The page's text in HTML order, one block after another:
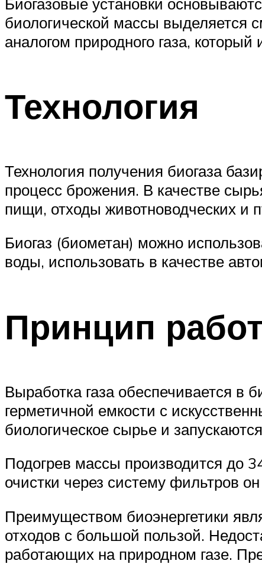
биологической массы выделяется
аналогом природного газа,
Технология
Технология получения биогаза
процесс брожения. В качестве
пищи, отходы животноводческих и
Биогаз (биометан) можно
воды, использовать в качестве
Принцип
Выработка газа обеспечивается в
герметичной емкости с
биологическое сырье и
Подогрев массы производится до
очистки через систему фильтров
Преимуществом биоэнергетики
отходов с большой пользой.
работающих на природном газе.